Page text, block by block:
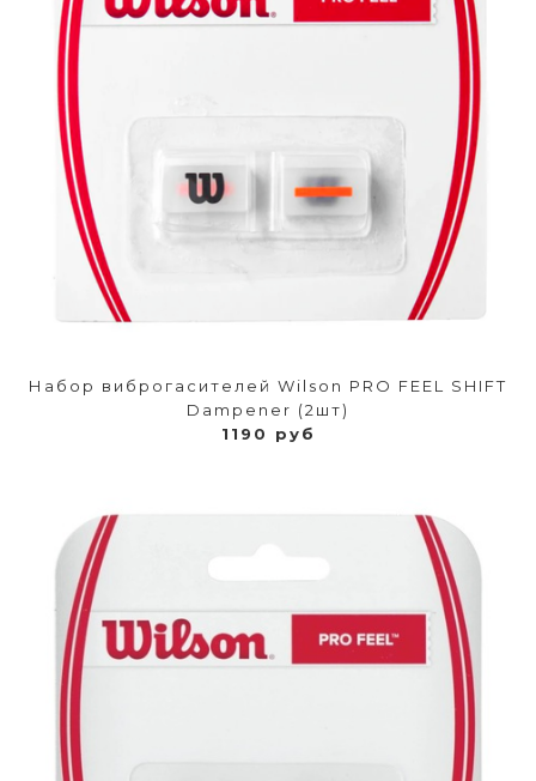
Набор виброгасителей Wilson PRO FEEL SHIFT
Dampener (2шт)
1190 руб